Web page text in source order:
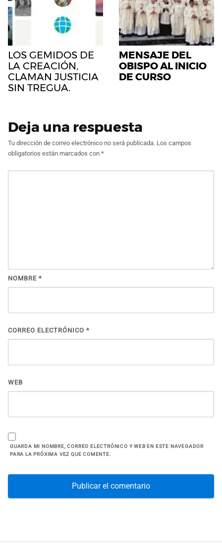
LOS GEMIDOS DE
LA CREACIÓN,
CLAMAN JUSTICIA
SIN TREGUA.
MENSAJE DEL
OBISPO AL INICIO
DE CURSO
Deja una respuesta
Tu dirección de correo electrónico no será publicada. Los campos
obligatorios están marcados con *
NOMBRE *
CORREO ELECTRÓNICO *
WEB
GUARDA MI NOMBRE, CORREO ELECTRÓNICO Y WEB EN ESTE NAVEGADOR
PARA LA PRÓXIMA VEZ QUE COMENTE.